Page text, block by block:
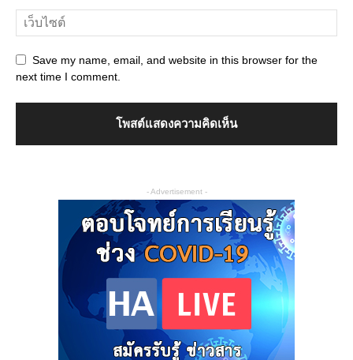
Save my name, email, and website in this browser for the
next time I comment.
- Advertisement -